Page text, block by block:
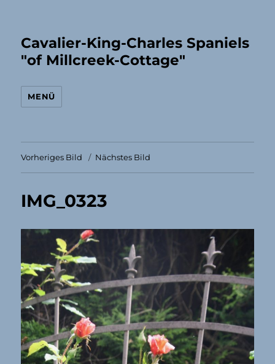
Cavalier-King-Charles Spaniels
"of Millcreek-Cottage"
MENÜ
Vorheriges Bild Nächstes Bild
IMG_0323